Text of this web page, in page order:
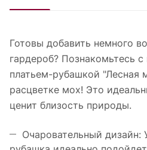
Готовы добавить немного
гардероб? Познакомьтесь
платьем-рубашкой "Лесная
расцветке мох! Это
ценит близость природы.
Очаровательный дизайн: